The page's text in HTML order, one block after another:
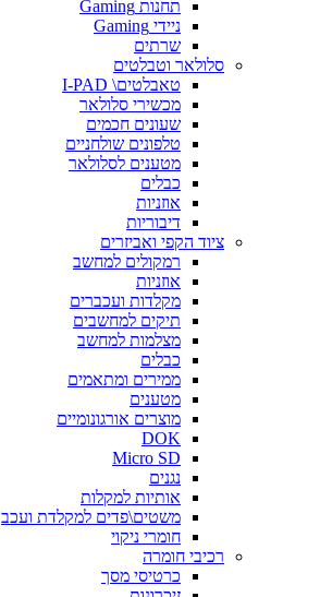
תחנות Gaming
ניידי Gaming
שרתים
סלולאר וטבלטים
טאבלטים\ I-PAD
מכשירי סלולאר
שעונים חכמים
טלפונים שולחניים
מטענים לסלולאר
כבלים
אוזניות
דיבוריות
ציוד הקפי ואביזרים
רמקולים למחשב
אוזניות
מקלדות ועכברים
תיקים למחשבים
מצלמות למחשב
כבלים
ממירים ומתאמים
מטענים
מוצרים אורגונומיים
DOK
Micro SD
נגנים
אותיות למקלות
משטים\פדים למקלדת ועכב
חומרי ניקוי
רכיבי חומרה
כרטיסי מסך